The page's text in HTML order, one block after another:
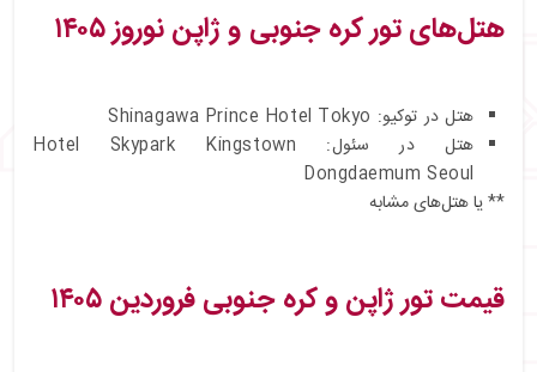
هتل‌های تور کره جنوبی و ژاپن نوروز ۱۴۰۵
هتل در توکیو: Shinagawa Prince Hotel Tokyo
هتل در سئول: Hotel Skypark Kingstown
Dongdaemum Seoul
** یا هتل‌های مشابه
قیمت تور ژاپن و کره جنوبی فروردین ۱۴۰۵